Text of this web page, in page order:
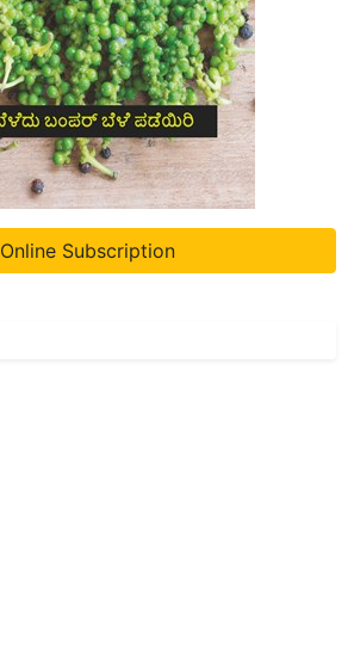
Online Subscription